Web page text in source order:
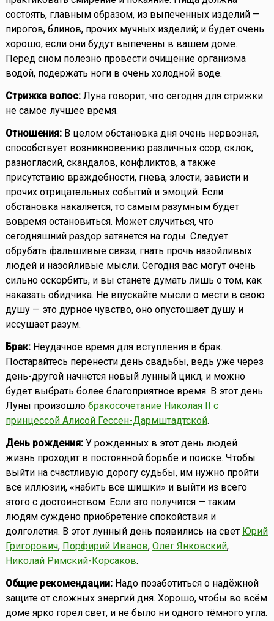
состоять, главным образом, из выпеченных изделий —
пирогов, блинов, прочих мучных изделий; и будет очень
хорошо, если они будут выпечены в вашем доме.
Перед сном полезно провести очищение организма
водой, подержать ноги в очень холодной воде.
Стрижка волос:Луна говорит, что сегодня для стрижки
не самое лучшее время.
Отношения:В целом обстановка дня очень нервозная,
способствует возникновению различных ссор, склок,
разногласий, скандалов, конфликтов, а также
присутствию враждебности, гнева, злости, зависти и
прочих отрицательных событий и эмоций. Если
обстановка накаляется, то самым разумным будет
вовремя остановиться. Может случиться, что
сегодняшний раздор затянется на годы. Следует
обрубать фальшивые связи, гнать прочь назойливых
людей и назойливые мысли. Сегодня вас могут очень
сильно оскорбить, и вы станете думать лишь о том, как
наказать обидчика. Не впускайте мысли о мести в свою
душу — это дурное чувство, оно опустошает душу и
иссушает разум.
Брак:Неудачное время для вступления в брак.
Постарайтесь перенести день свадьбы, ведь уже через
день-другой начнется новый лунный цикл, и можно
будет выбрать более благоприятное время. В этот день
Луны произошло бракосочетание Николая II с
принцессой Алисой Гессен-Дармштадтской.
День рождения:У рожденных в этот день людей
жизнь проходит в постоянной борьбе и поиске. Чтобы
выйти на счастливую дорогу судьбы, им нужно пройти
все иллюзии, «набить все шишки» и выйти из всего
этого с достоинством. Если это получится — таким
людям суждено приобретение спокойствия и
долголетия. В этот лунный день появились на свет Юрий
Григорович, Порфирий Иванов, Олег Янковский,
Николай Римский-Корсаков.
Общие рекомендации:Надо позаботиться о надёжной
защите от сложных энергий дня. Хорошо, чтобы во всём
доме ярко горел свет, и не было ни одного тёмного угла.